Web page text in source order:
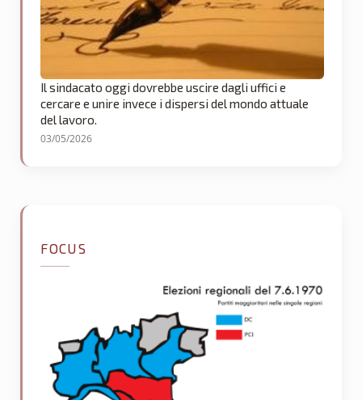
Il sindacato oggi dovrebbe uscire dagli uffici e
cercare e unire invece i dispersi del mondo attuale
del lavoro.
03/05/2026
FOCUS